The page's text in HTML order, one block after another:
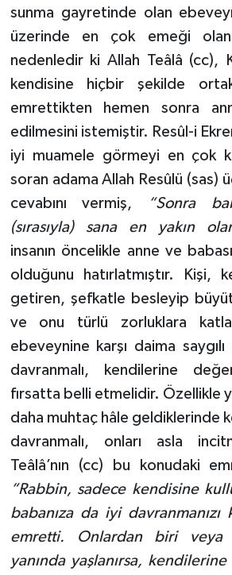
sunma gayretinde olan
üzerinde en çok emeği olan
nedenledir ki Allah Teâlâ (cc),
kendisine hiçbir şekilde ortak
emrettikten hemen sonra
edilmesini istemiştir. Resûl-i
iyi muamele görmeyi en çok
soran adama Allah Resûlü (sas)
cevabını vermiş,
“Sonra
(sırasıyla) sana en yakın
insanın öncelikle anne ve
olduğunu hatırlatmıştır. Kişi,
getiren, şefkatle besleyip
ve onu türlü zorluklara
ebeveynine karşı daima
davranmalı, kendilerine
fırsatta belli etmelidir. Özellikle
daha muhtaç hâle geldiklerinde
davranmalı, onları asla
Teâlâ’nın (cc) bu konudaki
“Rabbin, sadece kendisine
babanıza da iyi
emretti. Onlardan biri
yanında yaşlanırsa,